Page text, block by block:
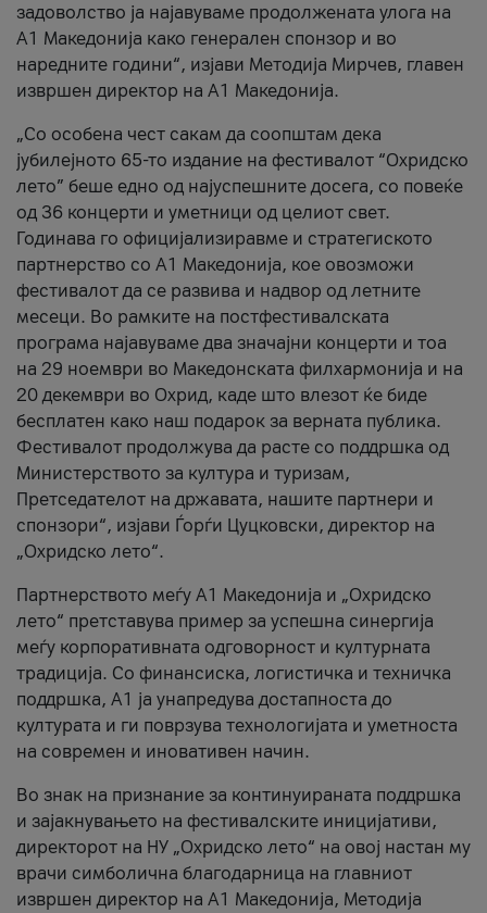
задоволство ја најавуваме продолжената улога на
A1 Македонија како генерален спонзор и во
наредните години“, изјави Методија Мирчев, главен
извршен директор на A1 Македонија.
„Со особена чест сакам да соопштам дека
јубилејното 65-то издание на фестивалот “Охридско
лето” беше едно од најуспешните досега, со повеќе
од 36 концерти и уметници од целиот свет.
Годинава го официјализиравме и стратегиското
партнерство со А1 Македонија, кое овозможи
фестивалот да се развива и надвор од летните
месеци. Во рамките на постфестивалската
програма најавуваме два значајни концерти и тоа
на 29 ноември во Македонската филхармонија и на
20 декември во Охрид, каде што влезот ќе биде
бесплатен како наш подарок за верната публика.
Фестивалот продолжува да расте со поддршка од
Министерството за култура и туризам,
Претседателот на државата, нашите партнери и
спонзори“, изјави Ѓорѓи Цуцковски, директор на
„Охридско лето“.
Партнерството меѓу A1 Македонија и „Охридско
лето“ претставува пример за успешна синергија
меѓу корпоративната одговорност и културната
традиција. Со финансиска, логистичка и техничка
поддршка, A1 ја унапредува достапноста до
културата и ги поврзува технологијата и уметноста
на современ и иновативен начин.
Во знак на признание за континуираната поддршка
и зајакнувањето на фестивалските иницијативи,
директорот на НУ „Охридско лето“ на овој настан му
врачи симболична благодарница на главниот
извршен директор на A1 Македонија, Методија